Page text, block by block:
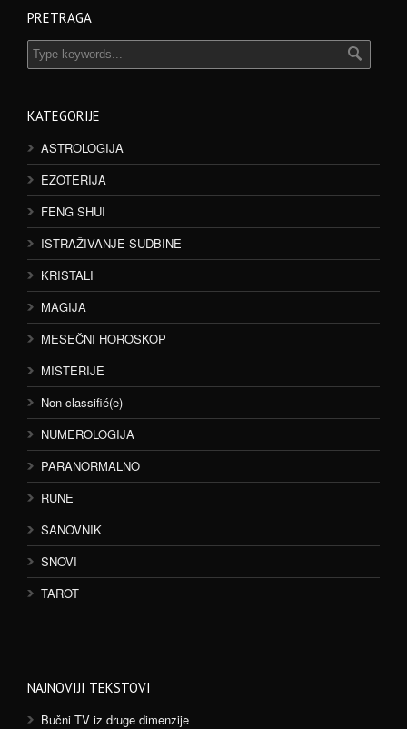
PRETRAGA
KATEGORIJE
ASTROLOGIJA
EZOTERIJA
FENG SHUI
ISTRAŽIVANJE SUDBINE
KRISTALI
MAGIJA
MESEČNI HOROSKOP
MISTERIJE
Non classifié(e)
NUMEROLOGIJA
PARANORMALNO
RUNE
SANOVNIK
SNOVI
TAROT
NAJNOVIJI TEKSTOVI
Bučni TV iz druge dimenzije